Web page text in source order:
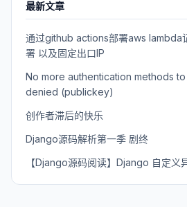
最新文章
通过github actions部署aws lambda
署 以及固定出口IP
No more authentication methods to
denied (publickey)
创作者滞后的快乐
Django源码解析第一季 剧终
【Django源码阅读】Django 自定义